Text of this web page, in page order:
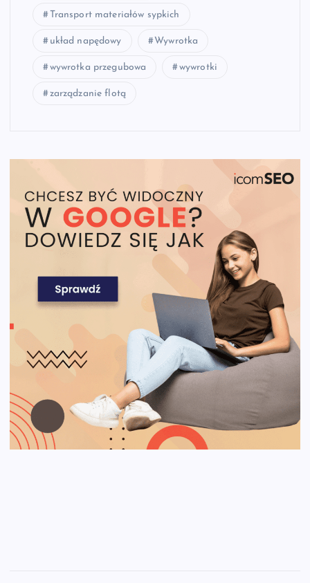
Transport materiałów sypkich
układ napędowy Wywrotka
wywrotka przegubowa wywrotki
zarządzanie flotą